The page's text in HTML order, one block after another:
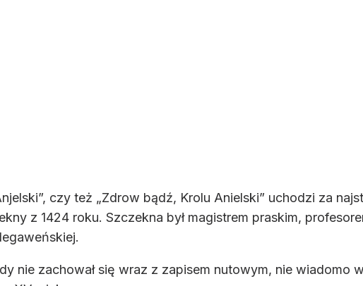
czy też „Zdrow bądź, Krolu Anielski” uchodzi za
z 1424 roku. Szczekna był magistrem praskim,
nie zachował się wraz z zapisem nutowym, nie wiadomo